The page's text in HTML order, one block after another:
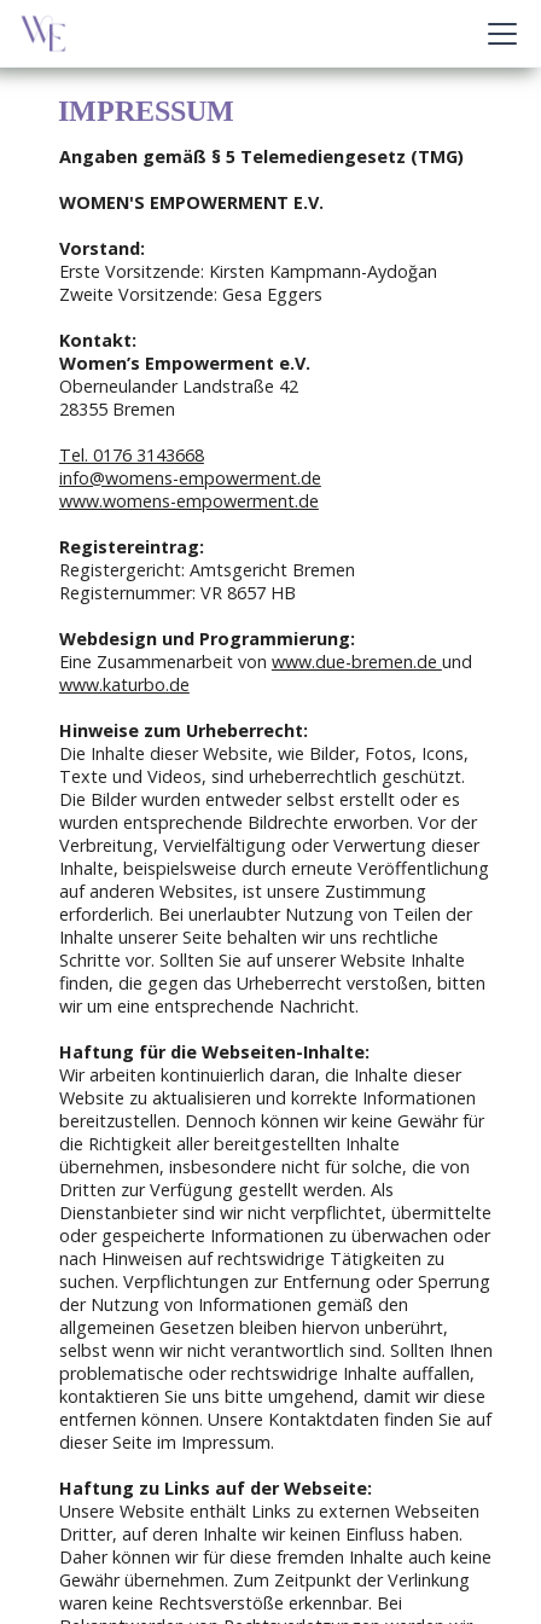
IMPRESSUM
Angaben gemäß § 5 Telemediengesetz (TMG)
WOMEN'S EMPOWERMENT E.V.
Vorstand:
Erste Vorsitzende: Kirsten Kampmann-Aydoğan
Zweite Vorsitzende: Gesa Eggers
Kontakt:
Women’s Empowerment e.V.
Oberneulander Landstraße 42
28355 Bremen
Tel. 0176 3143668
info@womens-empowerment.de
www.womens-empowerment.de
Registereintrag:
Registergericht: Amtsgericht Bremen
Registernummer: VR 8657 HB
Webdesign und Programmierung:
Eine Zusammenarbeit von www.due-bremen.de und
www.katurbo.de
Hinweise zum Urheberrecht:
Die Inhalte dieser Website, wie Bilder, Fotos, Icons,
Texte und Videos, sind urheberrechtlich geschützt.
Die Bilder wurden entweder selbst erstellt oder es
wurden entsprechende Bildrechte erworben. Vor der
Verbreitung, Vervielfältigung oder Verwertung dieser
Inhalte, beispielsweise durch erneute Veröffentlichung
auf anderen Websites, ist unsere Zustimmung
erforderlich. Bei unerlaubter Nutzung von Teilen der
Inhalte unserer Seite behalten wir uns rechtliche
Schritte vor. Sollten Sie auf unserer Website Inhalte
finden, die gegen das Urheberrecht verstoßen, bitten
wir um eine entsprechende Nachricht.
Haftung für die Webseiten-Inhalte:
Wir arbeiten kontinuierlich daran, die Inhalte dieser
Website zu aktualisieren und korrekte Informationen
bereitzustellen. Dennoch können wir keine Gewähr für
die Richtigkeit aller bereitgestellten Inhalte
übernehmen, insbesondere nicht für solche, die von
Dritten zur Verfügung gestellt werden. Als
Dienstanbieter sind wir nicht verpflichtet, übermittelte
oder gespeicherte Informationen zu überwachen oder
nach Hinweisen auf rechtswidrige Tätigkeiten zu
suchen. Verpflichtungen zur Entfernung oder Sperrung
der Nutzung von Informationen gemäß den
allgemeinen Gesetzen bleiben hiervon unberührt,
selbst wenn wir nicht verantwortlich sind. Sollten Ihnen
problematische oder rechtswidrige Inhalte auffallen,
kontaktieren Sie uns bitte umgehend, damit wir diese
entfernen können. Unsere Kontaktdaten finden Sie auf
dieser Seite im Impressum.
Haftung zu Links auf der Webseite:
Unsere Website enthält Links zu externen Webseiten
Dritter, auf deren Inhalte wir keinen Einfluss haben.
Daher können wir für diese fremden Inhalte auch keine
Gewähr übernehmen. Zum Zeitpunkt der Verlinkung
waren keine Rechtsverstöße erkennbar. Bei